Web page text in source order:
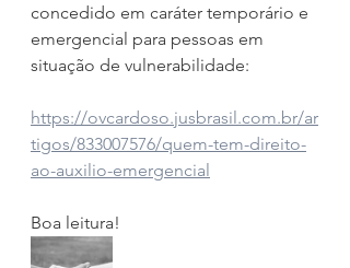
concedido em caráter temporário e
emergencial para pessoas em
situação de vulnerabilidade:
https://ovcardoso.jusbrasil.com.br/ar
tigos/833007576/quem-tem-direito-
ao-auxilio-emergencial
Boa leitura!